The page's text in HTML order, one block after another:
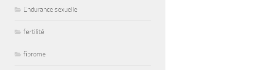
Endurance sexuelle
fertilité
fibrome